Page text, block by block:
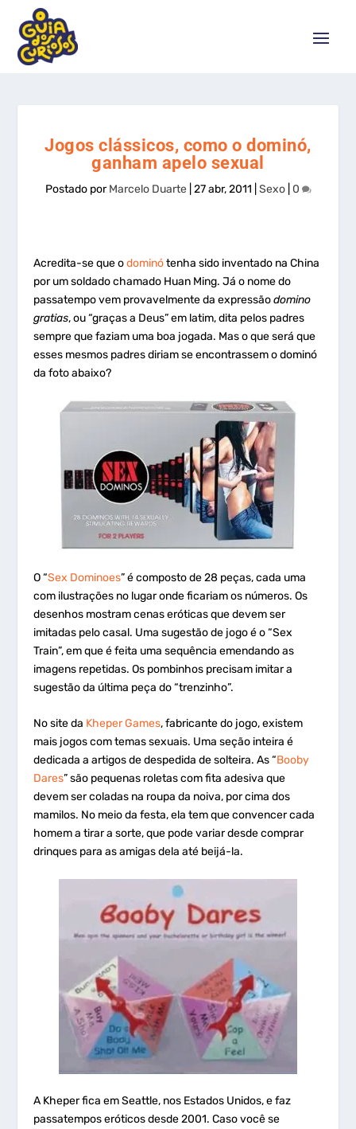
Jogos clássicos, como o dominó,
ganham apelo sexual
Postado porMarcelo Duarte| 27 abr, 2011 Sexo| 0
Acredita-se que odominótenha sido inventado na China
por um soldado chamado Huan Ming. Já o nome do
passatempo vem provavelmente da expressãodomino
gratias, ou “graças a Deus” em latim, dita pelos padres
sempre que faziam uma boa jogada. Mas o que será que
esses mesmos padres diriam se encontrassem o dominó
da foto abaixo?
O “Sex Dominoes” é composto de 28 peças, cada uma
com ilustrações no lugar onde ficariam os números. Os
desenhos mostram cenas eróticas que devem ser
imitadas pelo casal. Uma sugestão de jogo é o “Sex
Train”, em que é feita uma sequência emendando as
imagens repetidas. Os pombinhos precisam imitar a
sugestão da última peça do “trenzinho”.
No site da Kheper Games, fabricante do jogo, existem
mais jogos com temas sexuais. Uma seção inteira é
dedicada a artigos de despedida de solteira. As “Booby
Dares” são pequenas roletas com fita adesiva que
devem ser coladas na roupa da noiva, por cima dos
mamilos. No meio da festa, ela tem que convencer cada
homem a tirar a sorte, que pode variar desde comprar
drinques para as amigas dela até beijá-la.
A Kheper fica em Seattle, nos Estados Unidos, e faz
passatempos eróticos desde 2001. Caso você se